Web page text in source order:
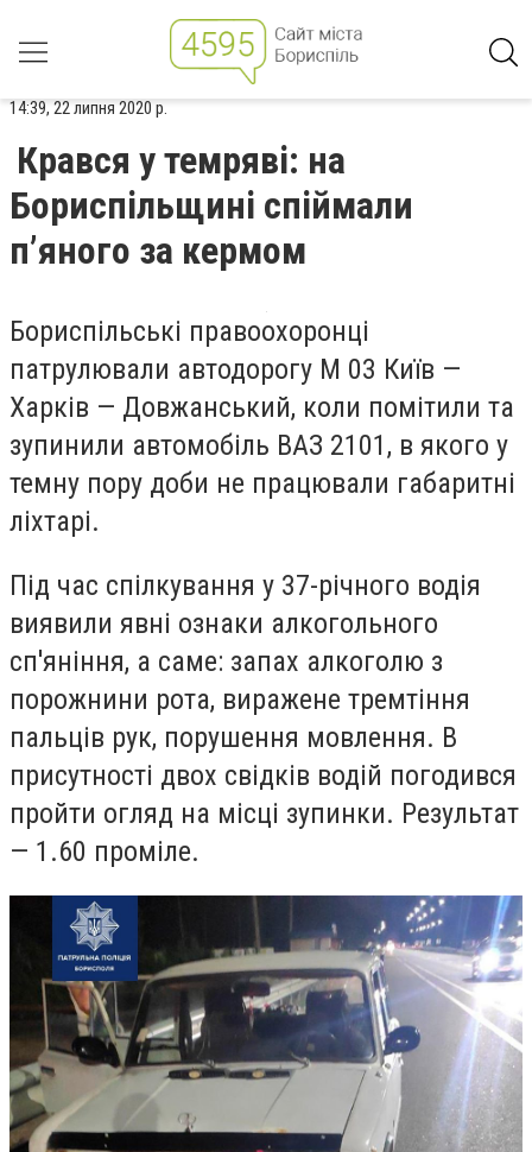
14:39, 22 липня 2020 р.
Крався у темряві: на
Бориспільщині спіймали
п’яного за кермом
Бориспільські правоохоронці
патрулювали автодорогу М 03 Київ —
Харків — Довжанський, коли помітили та
зупинили автомобіль ВАЗ 2101, в якого у
темну пору доби не працювали габаритні
ліхтарі.
Під час спілкування у 37-річного водія
виявили явні ознаки алкогольного
сп'яніння, а саме: запах алкоголю з
порожнини рота, виражене тремтіння
пальців рук, порушення мовлення. В
присутності двох свідків водій погодився
пройти огляд на місці зупинки. Результат
— 1.60 проміле.